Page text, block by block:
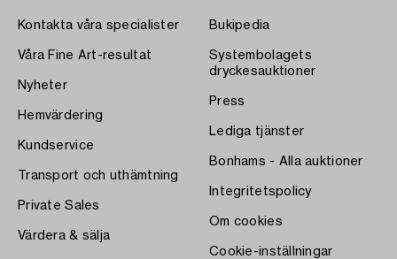
Kontakta våra specialister
Våra Fine Art-resultat
Nyheter
Hemvärdering
Kundservice
Transport och uthämtning
Private Sales
Värdera & sälja
Bukipedia
Systembolagets
dryckesauktioner
Press
Lediga tjänster
Bonhams - Alla auktioner
Integritetspolicy
Om cookies
Cookie-inställningar